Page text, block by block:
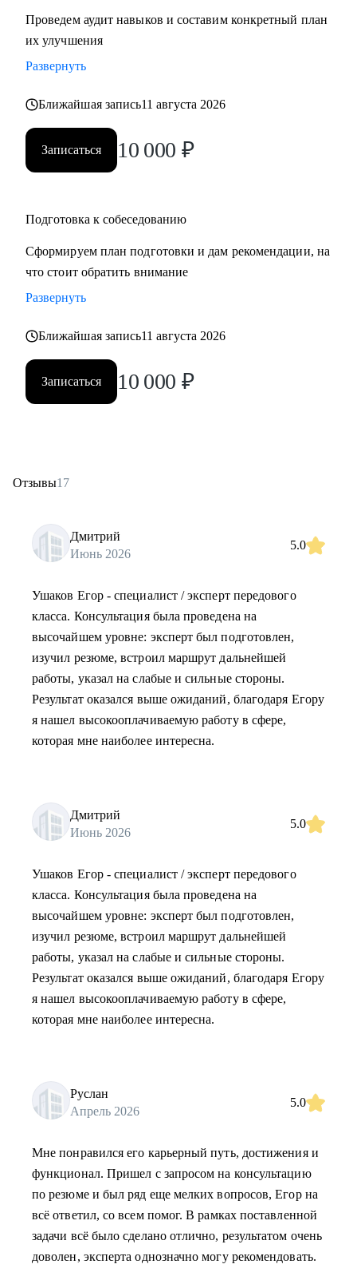
Проведем аудит навыков и составим конкретный план
их улучшения
Развернуть
Ближайшая запись11 августа 2026
Записаться 10 000 ₽
Подготовка к собеседованию
Сформируем план подготовки и дам рекомендации, на
что стоит обратить внимание
Развернуть
Ближайшая запись11 августа 2026
Записаться 10 000 ₽
Отзывы17
Дмитрий
Июнь 2026
5.0
Ушаков Егор - специалист / эксперт передового
класса. Консультация была проведена на
высочайшем уровне: эксперт был подготовлен,
изучил резюме, встроил маршрут дальнейшей
работы, указал на слабые и сильные стороны.
Результат оказался выше ожиданий, благодаря Егору
я нашел высокооплачиваемую работу в сфере,
которая мне наиболее интересна.
Дмитрий
Июнь 2026
5.0
Ушаков Егор - специалист / эксперт передового
класса. Консультация была проведена на
высочайшем уровне: эксперт был подготовлен,
изучил резюме, встроил маршрут дальнейшей
работы, указал на слабые и сильные стороны.
Результат оказался выше ожиданий, благодаря Егору
я нашел высокооплачиваемую работу в сфере,
которая мне наиболее интересна.
Руслан
Апрель 2026
5.0
Мне понравился его карьерный путь, достижения и
функционал. Пришел с запросом на консультацию
по резюме и был ряд еще мелких вопросов, Егор на
всё ответил, со всем помог. В рамках поставленной
задачи всё было сделано отлично, результатом очень
доволен, эксперта однозначно могу рекомендовать.